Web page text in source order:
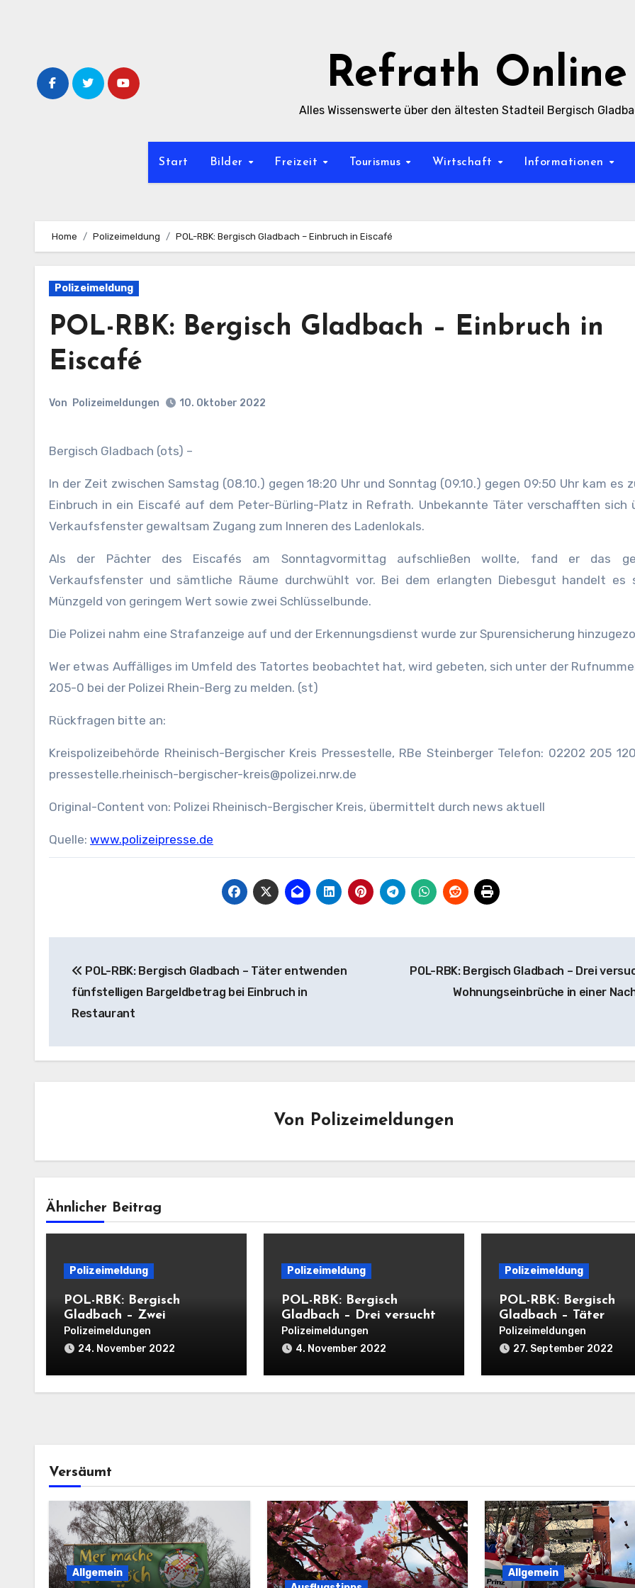
Refrath Online
Alles Wissenswerte über den ältesten Stadteil Bergisch
Start Bilder Freizeit Tourismus Wirtschaft Informationen
Home Polizeimeldung POL-RBK: Bergisch Gladbach – Einbruch in Eiscafé
Polizeimeldung
POL-RBK: Bergisch Gladbach – Einbruch in
Eiscafé
Von Polizeimeldungen 10. Oktober 2022
Bergisch Gladbach (ots) –
In der Zeit zwischen Samstag (08.10.) gegen 18:20 Uhr und Sonntag (09.10.) gegen 09:50 Uhr kam es
Einbruch in ein Eiscafé auf dem Peter-Bürling-Platz in Refrath. Unbekannte Täter verschafften sich
Verkaufsfenster gewaltsam Zugang zum Inneren des Ladenlokals.
Als der Pächter des Eiscafés am Sonntagvormittag aufschließen wollte, fand er das
Verkaufsfenster und sämtliche Räume durchwühlt vor. Bei dem erlangten Diebesgut handelt es
Münzgeld von geringem Wert sowie zwei Schlüsselbunde.
Die Polizei nahm eine Strafanzeige auf und der Erkennungsdienst wurde zur Spurensicherung
Wer etwas Auffälliges im Umfeld des Tatortes beobachtet hat, wird gebeten, sich unter der
205-0 bei der Polizei Rhein-Berg zu melden. (st)
Rückfragen bitte an:
Kreispolizeibehörde Rheinisch-Bergischer Kreis Pressestelle, RBe Steinberger Telefon: 02202 205
pressestelle.rheinisch-bergischer-kreis@polizei.nrw.de
Original-Content von: Polizei Rheinisch-Bergischer Kreis, übermittelt durch news aktuell
Quelle: www.polizeipresse.de
POL-RBK: Bergisch Gladbach – Täter entwenden
fünfstelligen Bargeldbetrag bei Einbruch in
Restaurant
POL-RBK: Bergisch Gladbach – Drei
Wohnungseinbrüche in einer
Von Polizeimeldungen
Ähnlicher Beitrag
Polizeimeldung
POL-RBK: Bergisch
Gladbach – Zwei
Einbrüche in
Einfamilienhäuser am
Polizeimeldungen
24. November 2022
Polizeimeldung
POL-RBK: Bergisch
Gladbach – Drei versuchte
Wohnungseinbrüche in
einer Nacht
Polizeimeldungen
4. November 2022
Polizeimeldung
POL-RBK: Bergisch
Gladbach – Täter
entwenden
Bargeldbetrag bei
Polizeimeldungen
27. September 2022
Versäumt
Allgemein
Allgemein